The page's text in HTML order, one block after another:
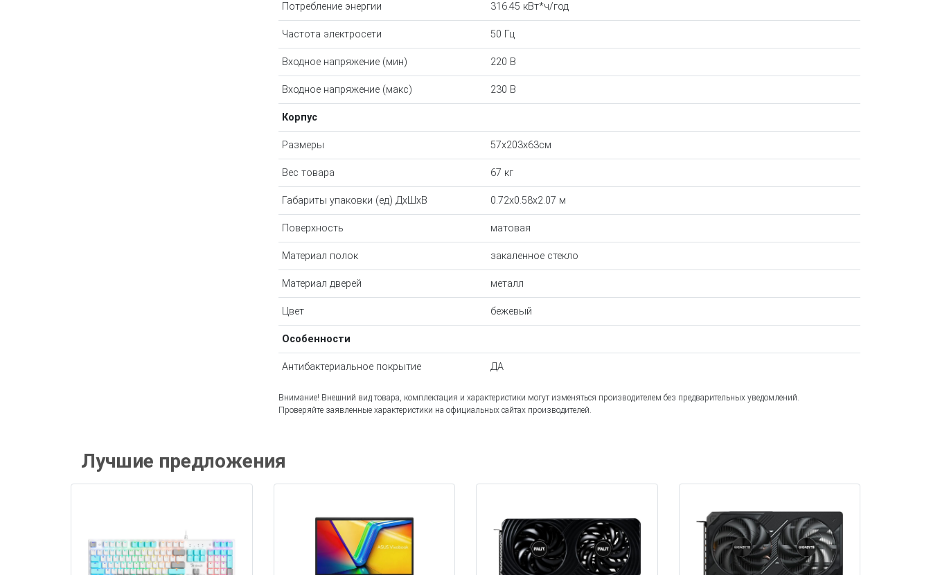
Потребление энергии 316.45 кВт*ч/год
Частота электросети 50 Гц
Входное напряжение (мин) 220 В
Входное напряжение (макс) 230 В
Корпус
Размеры 57x203x63см
Вес товара 67 кг
Габариты упаковки (ед) ДхШхВ 0.72x0.58x2.07 м
Поверхность матовая
Материал полок закаленное стекло
Материал дверей металл
Цвет бежевый
Особенности
Антибактериальное покрытие ДА
Внимание! Внешний вид товара, комплектация и характеристики могут изменяться производителем без предварительных уведомлений.
Проверяйте заявленные характеристики на официальных сайтах производителей.
Лучшие предложения